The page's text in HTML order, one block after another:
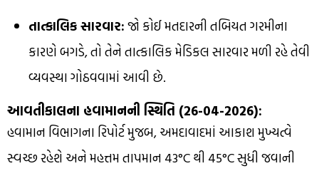
તાત્કાલિક સારવાર:જો કોઈ મતદારની તબિયત ગરમીના
કારણે બગડે, તો તેને તાત્કાલિક મેડિકલ સારવાર મળી રહે તેવી
વ્યવસ્થા ગોઠવવામાં આવી છે.
આવતીકાલના હવામાનની સ્થિતિ (26-04-2026):
હવામાન વિભાગના રિપોર્ટ મુજબ, અમદાવાદમાં આકાશ મુખ્યત્વે
સ્વચ્છ રહેશે અને મહત્તમ તાપમાન 43°C થી 45°C સુધી જવાની